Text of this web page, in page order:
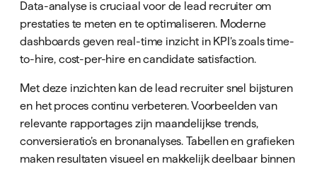
Data-analyse is cruciaal voor de lead recruiter om
prestaties te meten en te optimaliseren. Moderne
dashboards geven real-time inzicht in KPI’s zoals time-
to-hire, cost-per-hire en candidate satisfaction.
Met deze inzichten kan de lead recruiter snel bijsturen
en het proces continu verbeteren. Voorbeelden van
relevante rapportages zijn maandelijkse trends,
conversieratio’s en bronanalyses. Tabellen en grafieken
maken resultaten visueel en makkelijk deelbaar binnen